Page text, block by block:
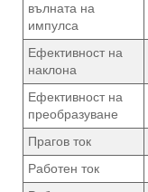
вълната на
импулса
Ефективност на
наклона
Ефективност на
преобразуване
Прагов ток
Работен ток